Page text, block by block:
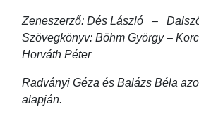
Zeneszerző: Dés László –
Szövegkönyv: Böhm György –
Horváth Péter
Radványi Géza és Balázs Béla
alapján.